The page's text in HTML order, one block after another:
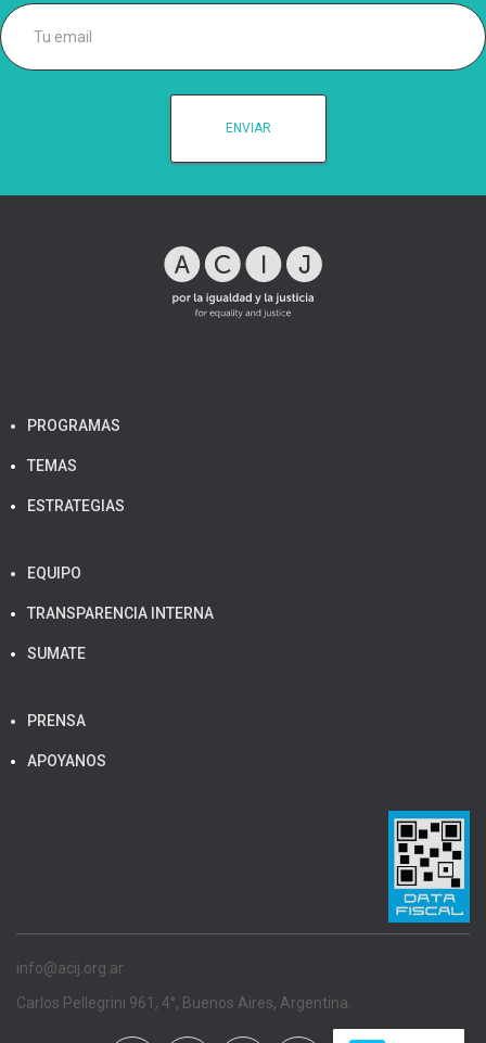
PROGRAMAS
TEMAS
ESTRATEGIAS
EQUIPO
TRANSPARENCIA INTERNA
SUMATE
PRENSA
APOYANOS
info@acij.org.ar
Carlos Pellegrini 961, 4°, Buenos Aires, Argentina.